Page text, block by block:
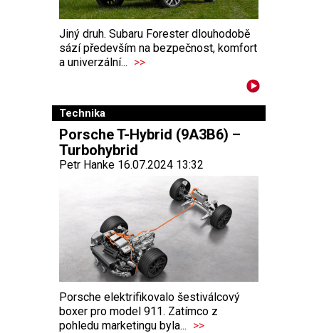
Jiný druh. Subaru Forester dlouhodobě
sází především na bezpečnost, komfort
a univerzální... >>
Technika
Porsche T-Hybrid (9A3B6) –
Turbohybrid
Petr Hanke 16.07.2024 13:32
Porsche elektrifikovalo šestiválcový
boxer pro model 911. Zatímco z
pohledu marketingu byla... >>